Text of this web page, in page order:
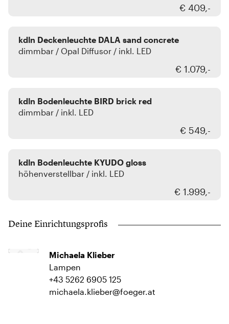
€ 409,-
kdln Deckenleuchte DALA sand concrete
dimmbar / Opal Diffusor / inkl. LED
€ 1.079,-
kdln Bodenleuchte BIRD brick red
dimmbar / inkl. LED
€ 549,-
kdln Bodenleuchte KYUDO gloss
höhenverstellbar / inkl. LED
€ 1.999,-
Deine Einrichtungsprofis
Michaela Klieber
Lampen
+43 5262 6905 125
michaela.klieber@foeger.at